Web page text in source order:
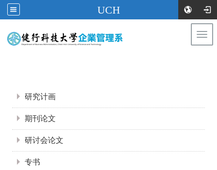
UCH
研究计画
期刊论文
研讨会论文
专书